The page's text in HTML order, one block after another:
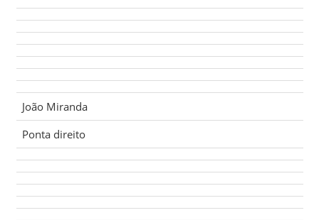
João Miranda
Ponta direito